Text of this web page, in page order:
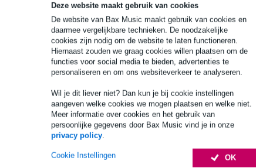
Deze website maakt gebruik van cookies
De website van Bax Music maakt gebruik van cookies en
daarmee vergelijkbare technieken. De noodzakelijke
cookies zijn nodig om de website te laten functioneren.
Hiernaast zouden we graag cookies willen plaatsen om de
functies voor social media te bieden, advertenties te
personaliseren en om ons websiteverkeer te analyseren.
Wil je dit liever niet? Dan kun je bij cookie instellingen
aangeven welke cookies we mogen plaatsen en welke niet.
Meer informatie over cookies en het gebruik van
persoonlijke gegevens door Bax Music vind je in onze
privacy policy.
OK
Cookie Instellingen
CODE: TE-
SECRET30
Adviesprijs € 2.488,- € 2.420,-
Op voorraad bij de leverancier
In mijn winkelwagen
-30% MET
4 reviews
Teenage Engineering Mini Field Set AL
(TP7, CM15)